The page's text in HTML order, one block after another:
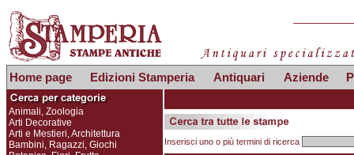
Home page Edizioni Stamperia Antiquari Aziende
Animali, Zoologia
Arti Decorative
Arti e Mestieri, Architettura
Bambini, Ragazzi, Giochi
Inserisci uno o più termini di ricerca